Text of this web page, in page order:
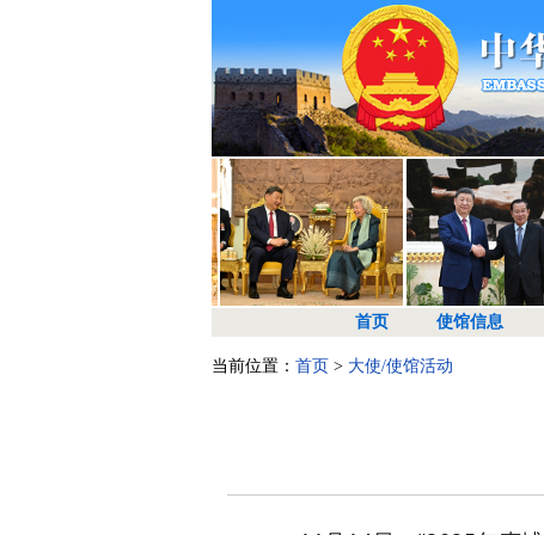
首页 使馆信息
当前位置： 首页 > 大使/使馆活动